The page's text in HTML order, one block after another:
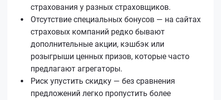
страхования у разных страховщиков.
Отсутствие специальных бонусов — на сайтах
страховых компаний редко бывают
дополнительные акции, кэшбэк или
розыгрыши ценных призов, которые часто
предлагают агрегаторы.
Риск упустить скидку — без сравнения
предложений легко пропустить более